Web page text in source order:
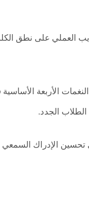
العملي على نطق
الأربعة الأساسية
الطلاب الجدد.
الإدراك السمعي